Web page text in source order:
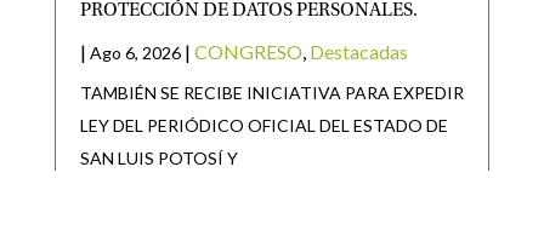
PROTECCIÓN DE DATOS PERSONALES.
| Ago 6, 2026 | CONGRESO, Destacadas
TAMBIÉN SE RECIBE INICIATIVA PARA EXPEDIR
LEY DEL PERIÓDICO OFICIAL DEL ESTADO DE
SAN LUIS POTOSÍ Y